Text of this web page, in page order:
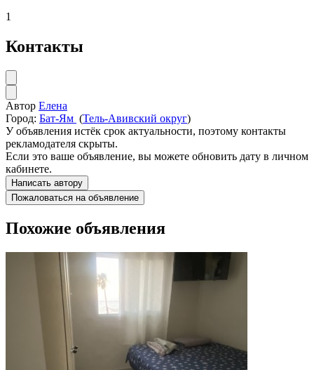
1
Контакты
Автор Елена
Город: Бат-Ям (Тель-Авивский округ)
У объявления истёк срок актуальности, поэтому контакты
рекламодателя скрыты.
Если это ваше объявление, вы можете обновить дату в личном
кабинете.
Написать автору
Пожаловаться на объявление
Похожие объявления